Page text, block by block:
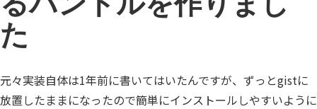
た
元々実装自体は1年前に書いてはいたんですが、ずっとgistに
放置したままになったので簡単にインストールしやすいように